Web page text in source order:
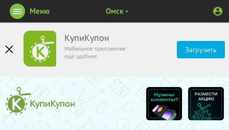
КупиКупон
Мобильное приложение
ещё удобнее
Загрузить
Меню Омск